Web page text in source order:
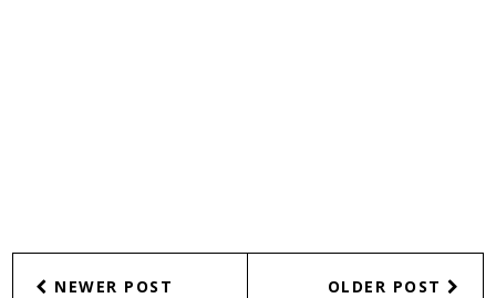
NEWER POST OLDER POST